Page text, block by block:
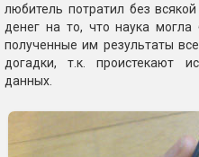
любитель потратил без
денег на то, что наука
полученные им результаты
догадки, т.к. проистекают
данных.